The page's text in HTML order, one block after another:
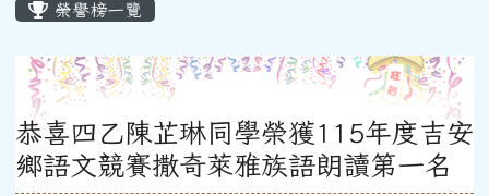
榮譽榜一覽
恭喜四乙陳芷琳同學榮獲115年度吉安
鄉語文競賽撒奇萊雅族語朗讀第一名